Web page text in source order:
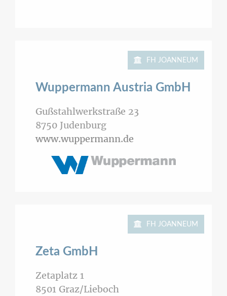
FH JOANNEUM
Wuppermann Austria GmbH
Gußstahlwerkstraße 23
8750 Judenburg
www.wuppermann.de
FH JOANNEUM
Zeta GmbH
Zetaplatz 1
8501 Graz/Lieboch